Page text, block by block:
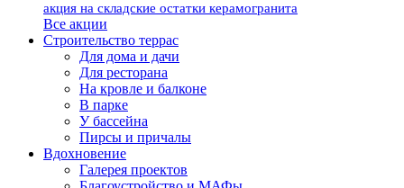
акция на складские остатки керамогранита
Все акции
Строительство террас
Для дома и дачи
Для ресторана
На кровле и балконе
В парке
У бассейна
Пирсы и причалы
Вдохновение
Галерея проектов